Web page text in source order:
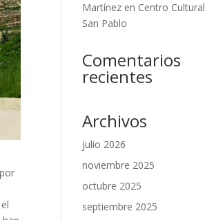
Martínez en Centro Cultural
San Pablo
Comentarios
recientes
Archivos
julio 2026
noviembre 2025
octubre 2025
septiembre 2025